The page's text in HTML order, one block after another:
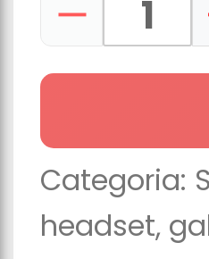
Categoria:
headset,